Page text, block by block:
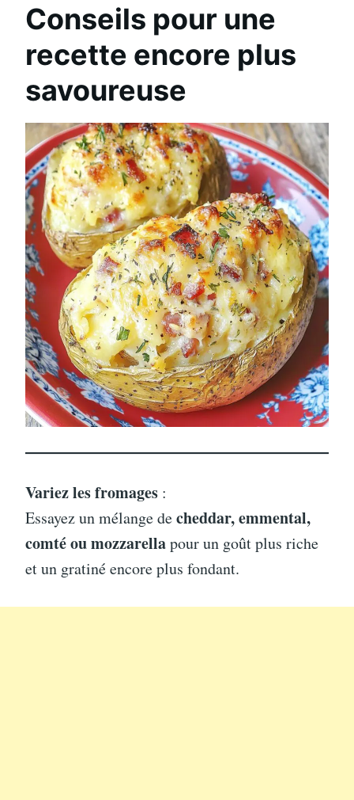
Conseils pour une
recette encore plus
savoureuse
Variez les fromages :
Essayez un mélange decheddar, emmental,
comté ou mozzarellapour un goût plus riche
et un gratiné encore plus fondant.